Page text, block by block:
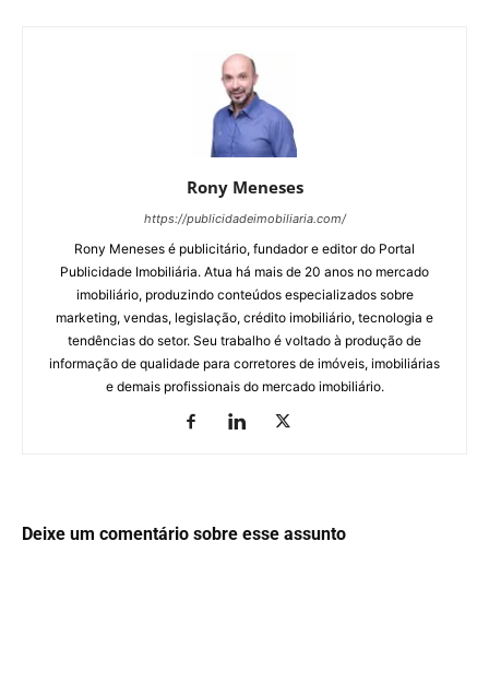
Rony Meneses
https://publicidadeimobiliaria.com/
Rony Meneses é publicitário, fundador e editor do Portal
Publicidade Imobiliária. Atua há mais de 20 anos no mercado
imobiliário, produzindo conteúdos especializados sobre
marketing, vendas, legislação, crédito imobiliário, tecnologia e
tendências do setor. Seu trabalho é voltado à produção de
informação de qualidade para corretores de imóveis, imobiliárias
e demais profissionais do mercado imobiliário.
Deixe um comentário sobre esse assunto